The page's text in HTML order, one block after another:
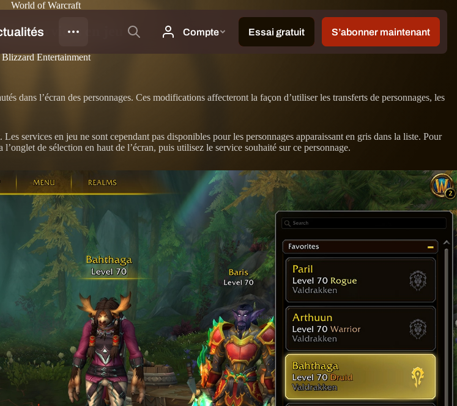
World of Warcraft
et services en jeu
Blizzard Entertainment
dans l’écran des personnages. Ces modifications affecteront la façon d’utiliser les transferts de personnages, les
services en jeu ne sont cependant pas disponibles pour les personnages apparaissant en gris dans la liste. Pour
de sélection en haut de l’écran, puis utilisez le service souhaité sur ce personnage.